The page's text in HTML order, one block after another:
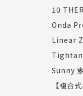
10
Onda
Linear Z
Tightan
Sunny
【複合